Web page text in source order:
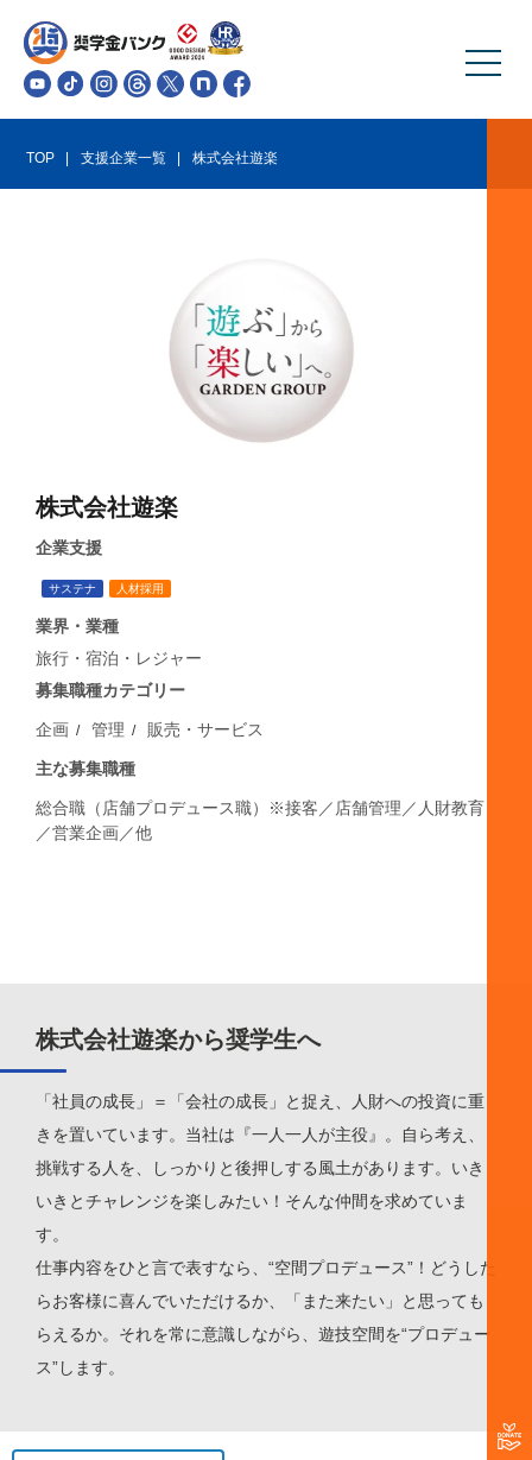
TOP 支援企業一覧 株式会社遊楽
株式会社遊楽
企業支援
サステナ 人材採用
業界・業種
旅行・宿泊・レジャー
募集職種カテゴリー
企画 管理 販売・サービス
主な募集職種
総合職（店舗プロデュース職）※接客／店舗管理／人財教育
／営業企画／他
株式会社遊楽から奨学生へ
「社員の成長」＝「会社の成長」と捉え、人財への投資に重
きを置いています。当社は『一人一人が主役』。自ら考え、
挑戦する人を、しっかりと後押しする風土があります。いき
いきとチャレンジを楽しみたい！そんな仲間を求めていま
す
仕事内容をひと言で表すなら、“空間プロデュース”！どうした
らお客様に喜んでいただけるか、「また来たい」と思っても
らえるか。それを常に意識しながら、遊技空間を“プロデュー
ス”します。